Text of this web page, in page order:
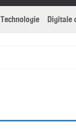
Technologie Digitale